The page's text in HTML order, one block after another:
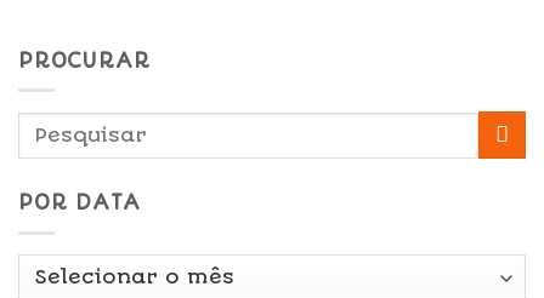
PROCURAR
POR DATA
Por